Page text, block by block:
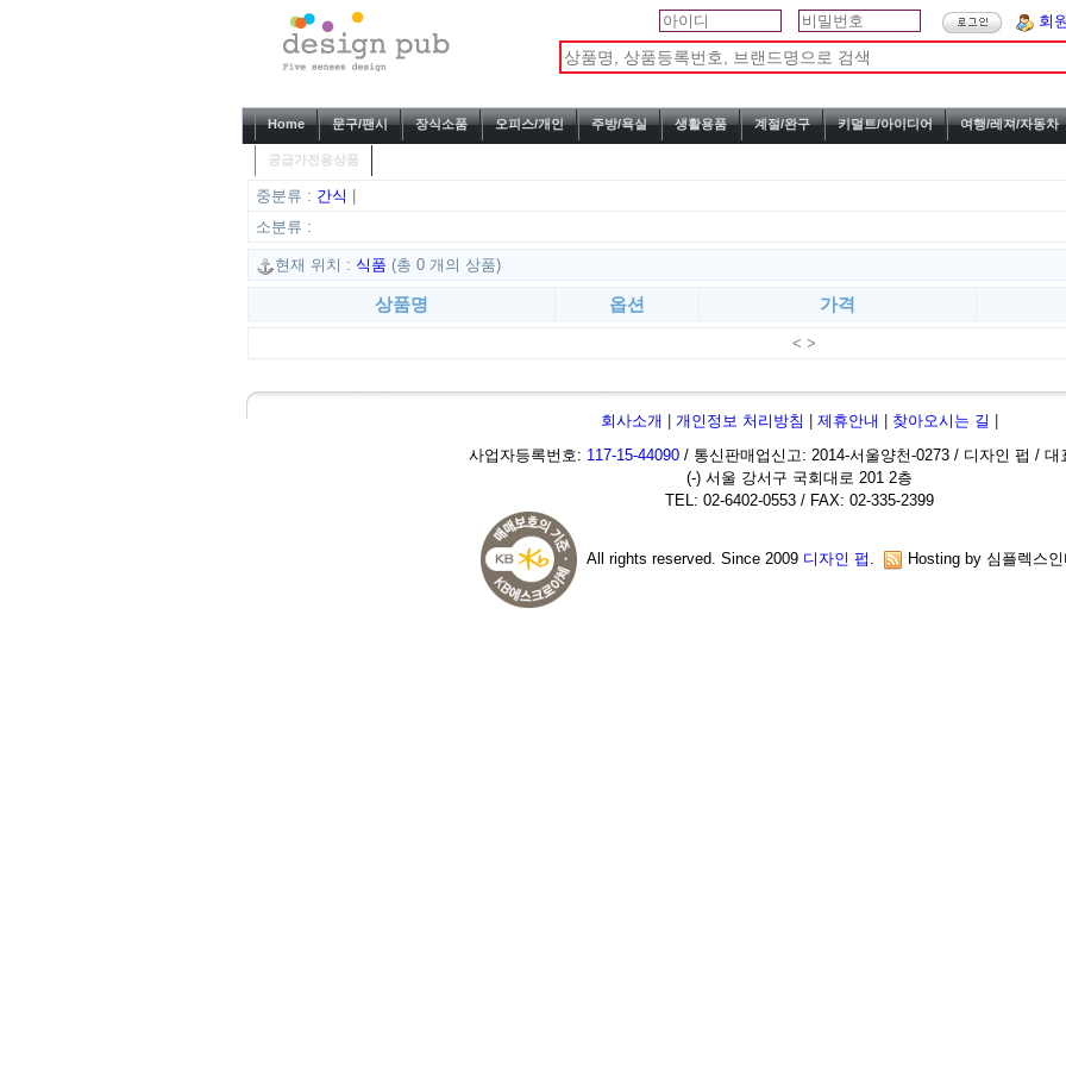
회
Home 문구/팬시 장식소품 오피스/개인 주방/욕실 생활용품 계절/완구 키덜트/아이디어 여행/레져/자동차
공급가전용상품
중분류 : 간식
소분류 :
현재 위치 : 식품 (총 0 개의 상품)
상품명 옵션 가격
< >
회사소개 개인정보 처리방침 제휴안내 찾아오시는 길
사업자등록번호: 117-15-44090/ 통신판매업신고: 2014-서울양천-0273 / 디자인 펍 / 대
(-) 서울 강서구 국회대로 201 2층
TEL: 02-6402-0553 / FAX: 02-335-2399
All rights reserved. Since 2009 디자인 펍 . Hosting by 심플렉스